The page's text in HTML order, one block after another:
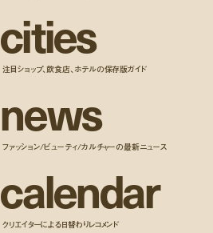
cities
注目ショップ、飲食店、ホテルの保存版ガイド
news
ファッション/ビューティ/カルチャーの最新ニュース
calendar
クリエイターによる日替わりレコメンド